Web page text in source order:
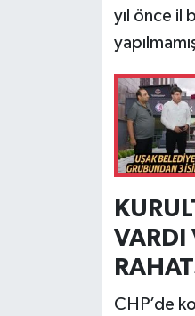
yıl önce il
VARDI
CHP’de